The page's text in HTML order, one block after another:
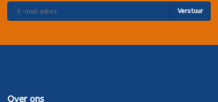
Verstuur
Over ons